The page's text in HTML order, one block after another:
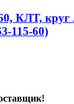
КЛТ, круг
115-60)